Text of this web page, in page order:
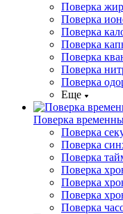
Поверка
Поверка
Поверка
Поверка
Поверка
Поверка
Поверка
Еще
Поверка
Поверка
Поверка
Поверка
Поверка
Поверка
Поверка
Поверка